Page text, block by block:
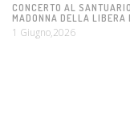
CONCERTO AL
MADONNA DELLA LIBERA
1 Giugno,2026